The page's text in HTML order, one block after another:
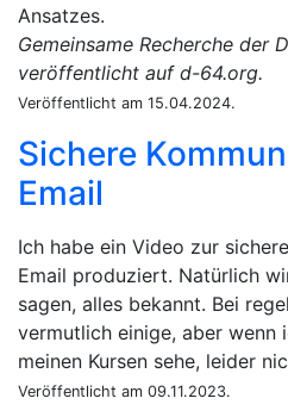
Ansatzes.
Gemeinsame Recherche der
veröffentlicht auf d-64.org.
Veröffentlicht am 15.04.2024.
Sichere
Email
Ich habe ein Video zur
Email produziert. Natürlich
sagen, alles bekannt. Bei
vermutlich einige, aber wenn
meinen Kursen sehe, leider
Veröffentlicht am 09.11.2023.